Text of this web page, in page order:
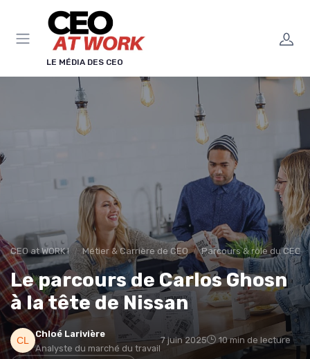
LE MÉDIA DES CEO
CEO at WORK ! Métier & Carrière de CEO Parcours & rôle du CEO
Le parcours de Carlos Ghosn
à la tête de Nissan
Chloé Larivière
Analyste du marché du travail
7 juin 2025 10 min de lecture
Panneau de gestion des cookies